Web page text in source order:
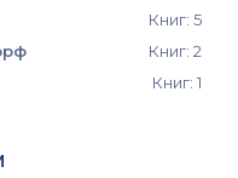
Книг: 5
Книг: 2
Книг: 1